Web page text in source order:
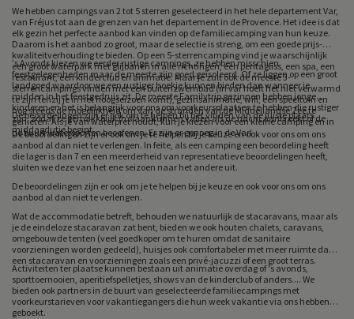
We hebben campings van 2 tot 5 sterren geselecteerd in het hele departement Var,
van Fréjus tot aan de grenzen van het departement in de Provence. Het idee is dat
elk gezin het perfecte aanbod kan vinden op de familiecamping van hun keuze.
Daarom is het aanbod zo groot, maar de selectie is streng, om een goede prijs-
kwaliteitverhouding te bieden. Op een 5-sterrencamping vind je waarschijnlijk
een groot waterpark met glijbanen in alle richtingen, een pentagliss, een spa, een
restaurant, een kinderclub en animatie. Maar je zult ook de meeste 3-
sterrencampings vinden met een buitenzwembad (in var hoeft het niet verwarmd
te zijn tenzij je in het hoogseizoen komt), gezinsanimatie, wifi, een speeltuin en
nog steeds de mogelijkheid om van de stranden van de Middellandse Zee te
genieten. Als je van waterpret houdt, kun je kiezen voor een kleine camping en in
de buurt watersporten beoefenen. Er zijn er genoeg in de Var!
's Avonds kiezen we eerder rustige campings, ze hebben misschien
feestgelegenheden maar de meeste zijn goed geïsoleerd. Of ze liggen op een groot
landgoed waardoor we een rustiger hoekje kunnen bieden dan wanneer je
midden in het feestgedruis zit. De meeste Familytrip gezinnen hebben jonge
kinderen en het is belangrijk voor ons om voorkeursplaatsen te hebben die rustiger
zijn, zodat ze gemakkelijk in slaap kunnen vallen als de nacht aanbreekt of de
middagdutje begint.
De beoordelingen zijn er ook om te helpen bij het vinden van de juiste plaats.
De beoordelingen zijn er ook om je te helpen bij je keuze en ook voor ons om ons
aanbod al dan niet te verlengen. In feite, als een camping een beoordeling heeft
die lager is dan 7 en een meerderheid van representatieve beoordelingen heeft,
sluiten we deze van het ene seizoen naar het andere uit.
De beoordelingen zijn er ook om je te helpen bij je keuze en ook voor ons om ons
aanbod al dan niet te verlengen.
Wat de accommodatie betreft, behouden we natuurlijk de stacaravans, maar als
je de eindeloze stacaravan zat bent, bieden we ook houten chalets, caravans,
omgebouwde tenten (veel goedkoper om te huren omdat de sanitaire
voorzieningen worden gedeeld), huisjes ook comfortabeler met meer ruimte dan
een stacaravan en voorzieningen zoals een privé-jacuzzi of een groot terras.
Activiteiten ter plaatse kunnen bestaan uit animatie overdag of 's avonds,
sporttoernooien, aperitiefspelletjes, shows van de kinderclub of anders.... We
bieden ook partners in de buurt van geselecteerde familiecampings met
voorkeurstarieven voor vakantiegangers die hun week vakantie via ons hebben
geboekt.